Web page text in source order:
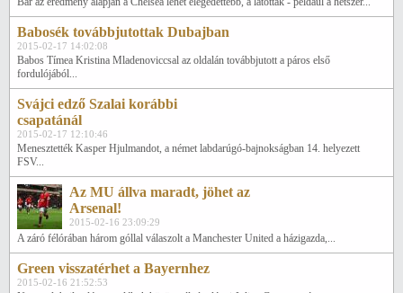
Babosék továbbjutottak Dubajban
2015-02-17 14:02:08
Babos Tímea Kristina Mladenoviccsal az oldalán továbbjutott a páros első
fordulójából...
Svájci edző Szalai korábbi
csapatánál
2015-02-17 12:10:46
Menesztették Kasper Hjulmandot, a német labdarúgó-bajnokságban 14. helyezett
FSV...
Az MU állva maradt, jöhet az
Arsenal!
2015-02-16 23:09:29
A záró félórában három góllal válaszolt a Manchester United a házigazda,...
Green visszatérhet a Bayernhez
2015-02-16 21:52:53